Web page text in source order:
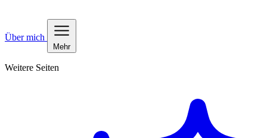
Über mich
Mehr
Weitere Seiten